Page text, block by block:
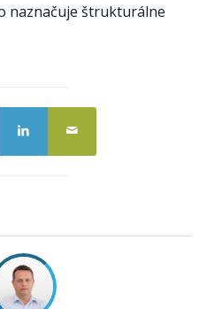
naznačuje štrukturálne